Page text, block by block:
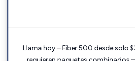
Llama hoy – Fiber 500 desde solo